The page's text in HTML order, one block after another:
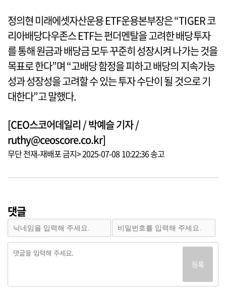
정의현 미래에셋자산운용 ETF운용본부장은 “TIGER 코
리아배당다우존스 ETF는 펀더멘탈을 고려한 배당투자
를 통해 원금과 배당금 모두 꾸준히 성장시켜 나가는 것을
목표로 한다”며 “고배당 함정을 피하고 배당의 지속가능
성과 성장성을 고려할 수 있는 투자 수단이 될 것으로 기
대한다”고 말했다.
[CEO스코어데일리 / 박예슬 기자 /
ruthy@ceoscore.co.kr]
무단 전재-재배포 금지> 2025-07-08 10:22:36 송고
댓글
등록